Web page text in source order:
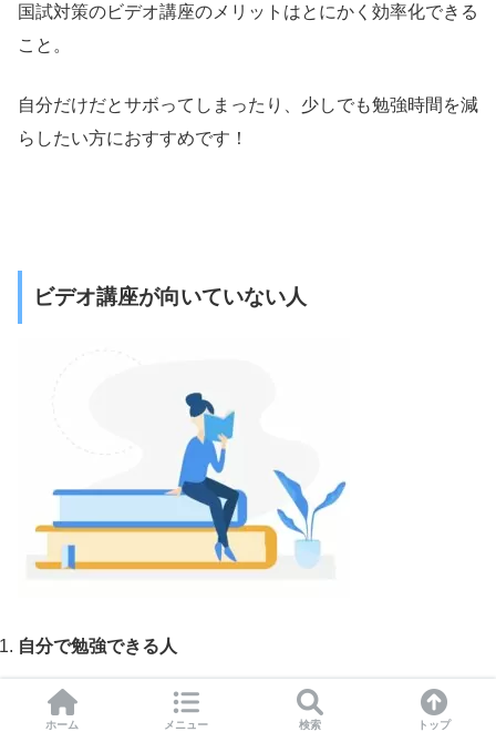
国試対策のビデオ講座のメリットはとにかく効率化できる
こと。
自分だけだとサボってしまったり、少しでも勉強時間を減
らしたい方におすすめです！
ビデオ講座が向いていない人
自分で勉強できる人
教科書的な知識ではなく、現場で使える医学知識・技術を
学びたい人
ホーム メニュー 検索 トップ